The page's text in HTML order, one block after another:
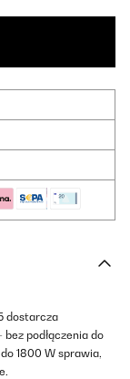
dostarcza
podłączenia do
1800 W sprawia,